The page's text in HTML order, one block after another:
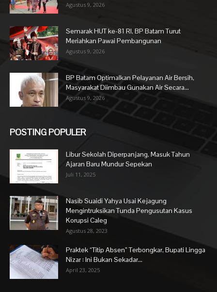
Agustus 9, 2026
Semarak HUT ke-81 RI, BP Batam Turut
Meriahkan Pawai Pembangunan
Agustus 9, 2026
BP Batam Optimalkan Pelayanan Air Bersih,
Masyarakat Diimbau Gunakan Air Secara...
Agustus 9, 2026
POSTING POPULER
Libur Sekolah Diperpanjang, Masuk Tahun
Ajaran Baru Mundur Sepekan
Juli 11, 2025
Nasib Suaidi Yahya Usai Kejagung
Mengintruksikan Tunda Pengusutan Kasus
Korupsi Caleg
Agustus 28, 2023
Praktek “Titip Absen” Terbongkar, Bupati Lingga
Nizar : Ini Bukan Sekadar...
April 23, 2025